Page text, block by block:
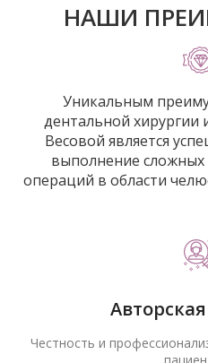
НАШИ
Уникальным
дентальной хирургии
Весовой является
выполнение
операций в области
Честность и